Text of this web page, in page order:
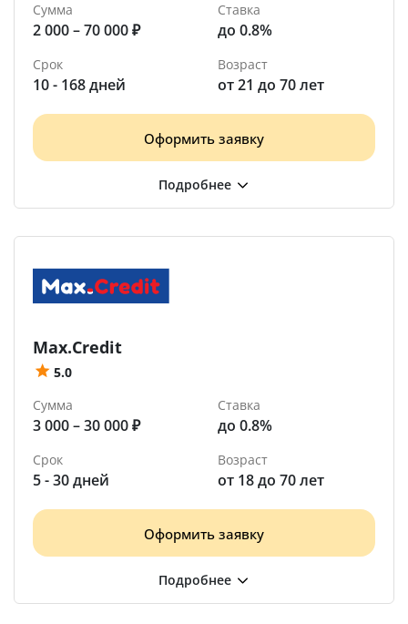
Сумма
2 000 – 70 000 ₽
Ставка
до 0.8%
Срок
10 - 168 дней
Возраст
от 21 до 70 лет
Оформить заявку
Max.Credit
5.0
Сумма
3 000 – 30 000 ₽
Ставка
до 0.8%
Срок
5 - 30 дней
Возраст
от 18 до 70 лет
Оформить заявку